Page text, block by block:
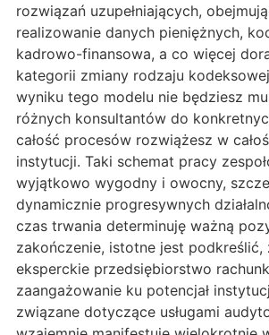
rozwiązań uzupełniających,
realizowanie danych pieniężnych,
kadrowo-finansowa, a co więcej
kategorii zmiany rodzaju
wyniku tego modelu nie będziesz
różnych konsultantów do
całość procesów rozwiążesz w
instytucji. Taki schemat pracy
wyjątkowo wygodny i owocny,
dynamicznie progresywnych
czas trwania determinuję ważną
zakończenie, istotne jest
eksperckie przedsiębiorstwo
zaangażowanie ku potencjał
związane dotyczące usługami